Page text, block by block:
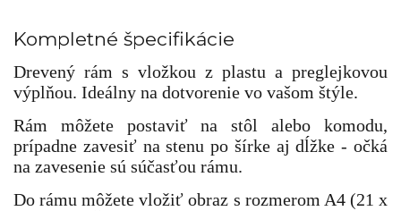
Kompletné špecifikácie
Drevený rám s vložkou z plastu a preglejkovou
výplňou. Ideálny na dotvorenie vo vašom štýle.
Rám môžete postaviť na stôl alebo komodu,
prípadne zavesiť na stenu po šírke aj dĺžke - očká
na zavesenie sú súčasťou rámu.
Do rámu môžete vložiť obraz s rozmerom A4 (21 x